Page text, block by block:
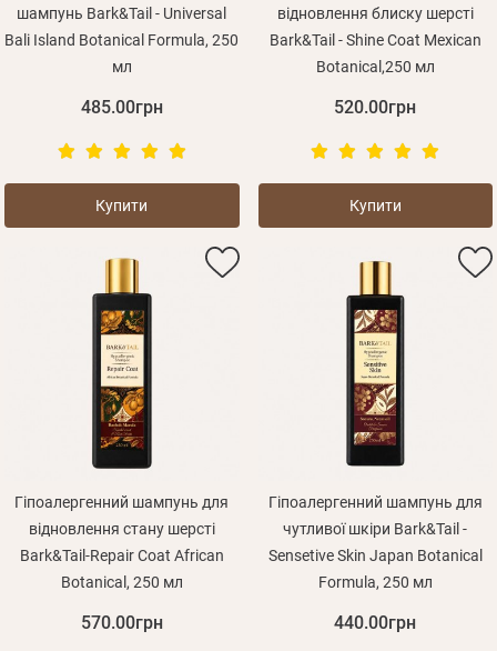
Контакти
+380 (95) 095-00-05
шампунь Bark&Tail - Universal
Bali Island Botanical Formula, 250
мл
485.00грн
Купити
відновлення блиску шерсті
Bark&Tail - Shine Coat Mexican
Botanical,250 мл
520.00грн
Купити
Гіпоалергенний шампунь для
відновлення стану шерсті
Bark&Tail-Repair Coat African
Botanical, 250 мл
570.00грн
Гіпоалергенний шампунь для
чутливої шкіри Bark&Tail -
Sensetive Skin Japan Botanical
Formula, 250 мл
440.00грн